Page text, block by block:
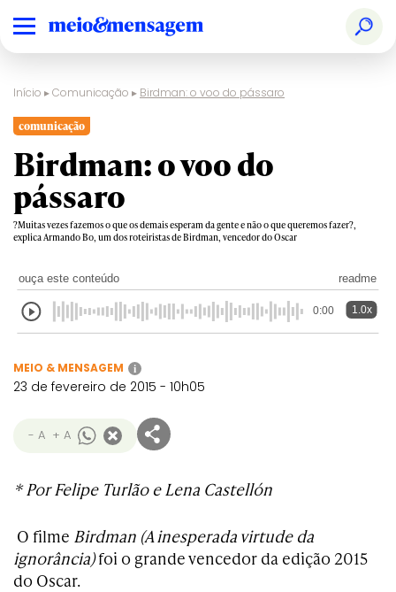
Início ▸Comunicação ▸ Birdman: o voo do pássaro
comunicação
Birdman: o voo do
pássaro
?Muitas vezes fazemos o que os demais esperam da gente e não o que queremos fazer?,
explica Armando Bo, um dos roteiristas de Birdman, vencedor do Oscar
ouça este conteúdo readme
0:00 1.0x
MEIO & MENSAGEM i
23 de fevereiro de 2015 - 10h05
- A + A
* Por Felipe Turlão e Lena Castellón
O filme Birdman (A inesperada virtude da
ignorância)foi o grande vencedor da edição 2015
do Oscar.